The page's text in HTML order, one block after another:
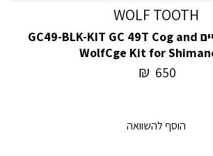
WOLF TOOTH
קיט גלגלי שיניים GC49-BLK-KIT GC 49T Cog and
WolfCge Kit for
650
₪
הוסף להשוואה